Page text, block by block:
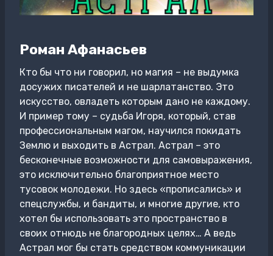
Роман Афанасьев
Кто бы что ни говорил, но магия – не выдумка
досужих писателей и не шарлатанство. Это
искусство, овладеть которым дано не каждому.
И пример тому – судьба Игоря, который, став
профессиональным магом, научился покидать
Землю и выходить в Астрал. Астрал – это
бесконечные возможности для самовыражения,
это исключительно благоприятное место
тусовок молодежи. Но здесь «прописались» и
спецслужбы, и бандиты, и многие другие, кто
хотел бы использовать это пространство в
своих отнюдь не благородных целях… А ведь
Астрал мог бы стать средством коммуникации